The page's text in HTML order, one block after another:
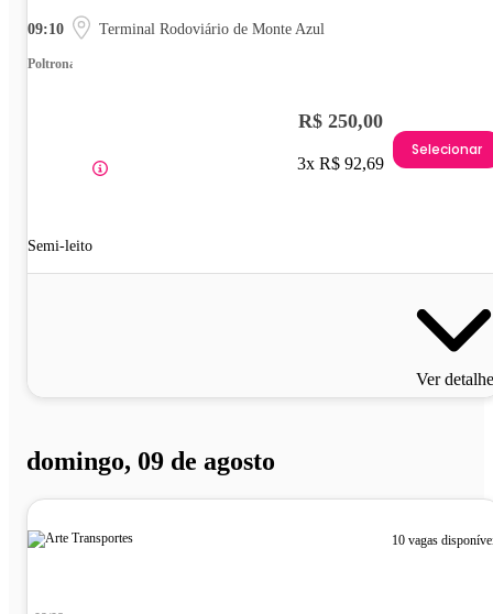
09:10 Terminal Rodoviário de Monte Azul
Poltrona
Semi-leito
R$ 250,00
3x R$ 92,69
Selecionar
Ver
domingo, 09 de agosto
10 vagas